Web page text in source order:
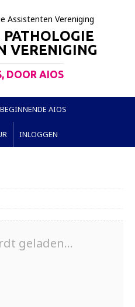
VERENIGING
DOOR AIOS
BEGINNENDE AIOS
INLOGGEN
geladen...